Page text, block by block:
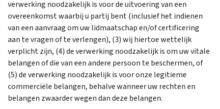
verwerking noodzakelijk is voor de uitvoering van een
overeenkomst waarbij u partij bent (inclusief het indienen
van een aanvraag om uw lidmaatschap en/of certificering
aan te vragen of te verlengen), (3) wij hiertoe wettelijk
verplicht zijn, (4) de verwerking noodzakelijk is om uw vitale
belangen of die van een andere persoon te beschermen, of
(5) de verwerking noodzakelijk is voor onze legitieme
commerciële belangen, behalve wanneer uw rechten en
belangen zwaarder wegen dan deze belangen.